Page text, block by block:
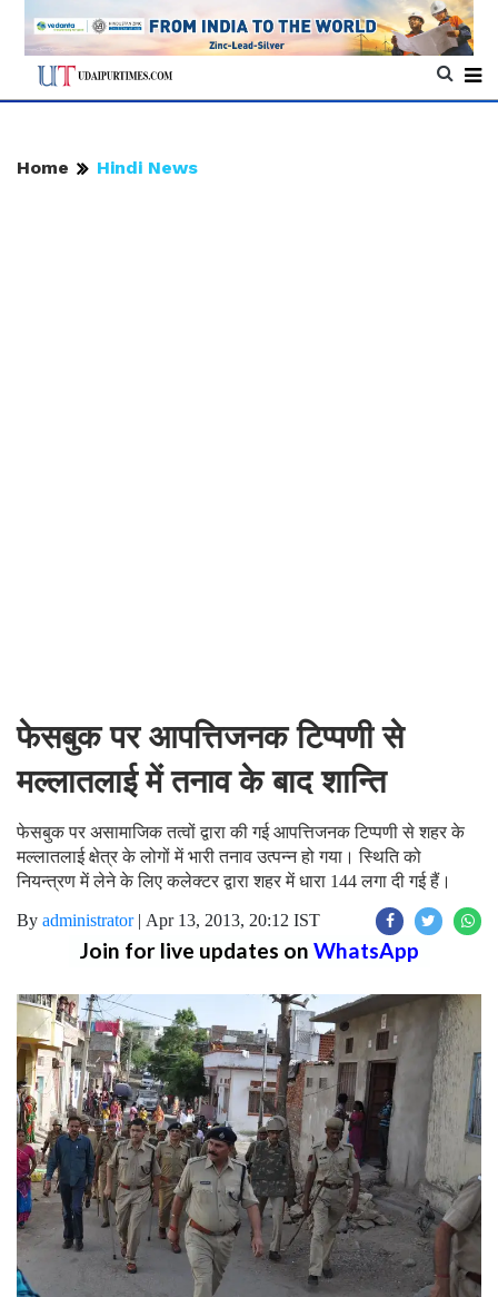
Home Hindi News
फेसबुक पर आपत्तिजनक टिप्पणी से
मल्लातलाई में तनाव के बाद शान्ति
फेसबुक पर असामाजिक तत्वों द्वारा की गई आपत्तिजनक टिप्पणी से शहर के
मल्लातलाई क्षेत्र के लोगों में भारी तनाव उत्पन्न हो गया। स्थिति को
नियन्त्रण में लेने के लिए कलेक्टर द्वारा शहर में धारा 144 लगा दी गई हैं।
By administrator| Apr 13, 2013, 20:12 IST
Join for live updates on WhatsApp